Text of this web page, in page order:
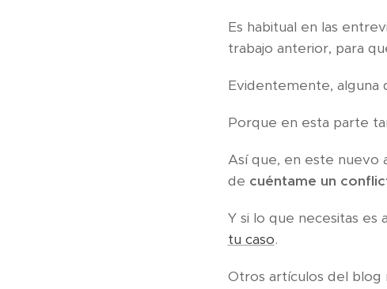
Es habitual en las
trabajo anterior, para
Evidentemente, alguna
Porque en esta parte
Así que, en este nuevo
de cuéntame un
Y si lo que necesitas es
tu caso.
Otros artículos del blog